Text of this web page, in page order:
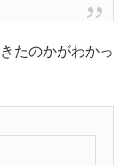
たのかがわかっ